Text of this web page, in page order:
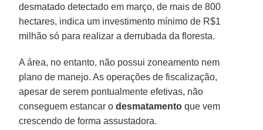
desmatado detectado em março, de mais de 800
hectares, indica um investimento mínimo de R$1
milhão só para realizar a derrubada da floresta.
A área, no entanto, não possui zoneamento nem
plano de manejo. As operações de fiscalização,
apesar de serem pontualmente efetivas, não
conseguem estancar odesmatamento que vem
crescendo de forma assustadora.